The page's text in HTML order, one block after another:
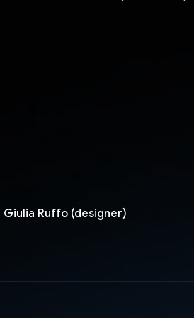
Ruffo (designer)